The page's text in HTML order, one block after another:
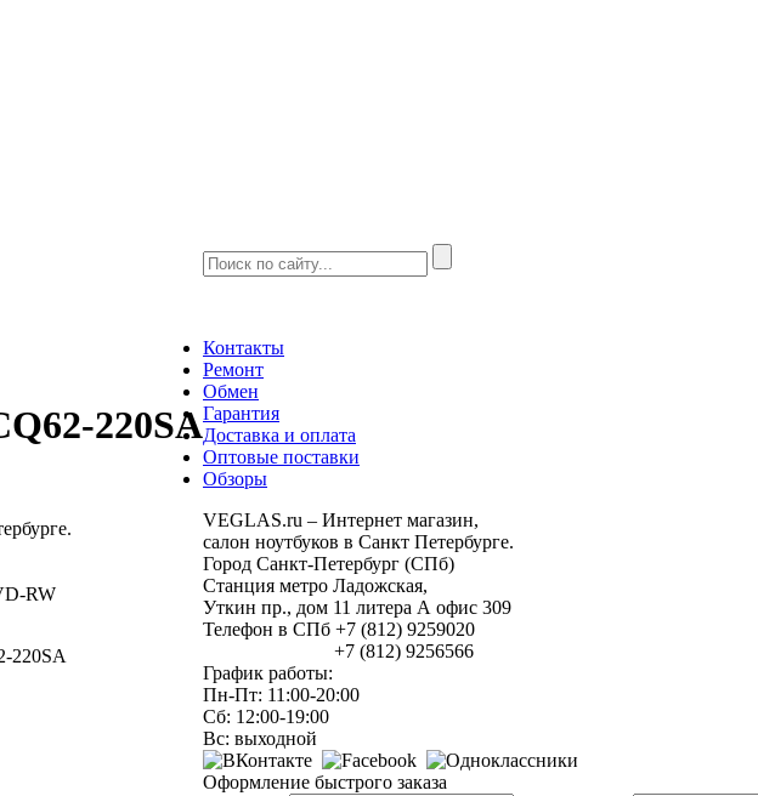
220SA
RW
220SA
Контакты
Ремонт
Обмен
Гарантия
Доставка и оплата
Оптовые поставки
Обзоры
VEGLAS.ru – Интернет магазин,
салон ноутбуков в Санкт Петербурге.
Город Санкт-Петербург (СПб)
Станция метро Ладожская,
Уткин пр., дом 11 литера А офис 309
Телефон в СПб +7 (812) 9259020
+7 (812) 9256566
График работы:
Пн-Пт: 11:00-20:00
Сб: 12:00-19:00
Вс: выходной
Оформление быстрого заказа